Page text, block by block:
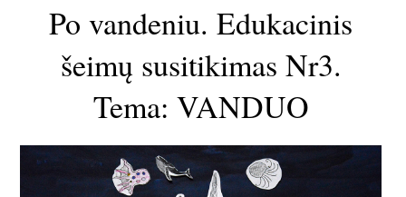
Po vandeniu. Edukacinis
šeimų susitikimas Nr3.
Tema: VANDUO